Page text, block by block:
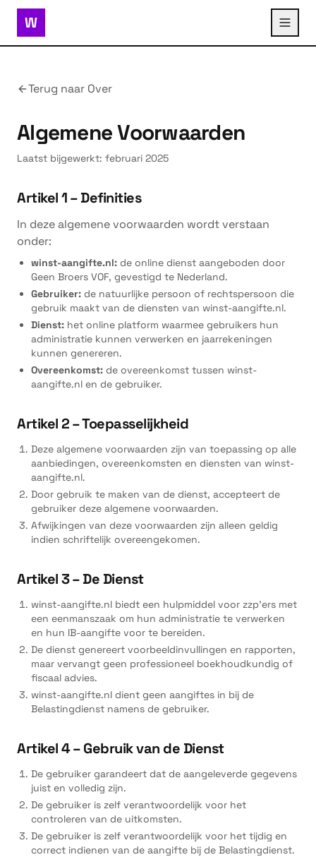
W
Terug naar Over
Algemene Voorwaarden
Laatst bijgewerkt: februari 2025
Artikel 1 – Definities
In deze algemene voorwaarden wordt verstaan
onder:
winst-aangifte.nl: de online dienst aangeboden door
Geen Broers VOF, gevestigd te Nederland.
Gebruiker: de natuurlijke persoon of rechtspersoon die
gebruik maakt van de diensten van winst-aangifte.nl.
Dienst: het online platform waarmee gebruikers hun
administratie kunnen verwerken en jaarrekeningen
kunnen genereren.
Overeenkomst: de overeenkomst tussen winst-
aangifte.nl en de gebruiker.
Artikel 2 – Toepasselijkheid
Deze algemene voorwaarden zijn van toepassing op alle
aanbiedingen, overeenkomsten en diensten van winst-
aangifte.nl.
Door gebruik te maken van de dienst, accepteert de
gebruiker deze algemene voorwaarden.
Afwijkingen van deze voorwaarden zijn alleen geldig
indien schriftelijk overeengekomen.
Artikel 3 – De Dienst
winst-aangifte.nl biedt een hulpmiddel voor zzp'ers met
een eenmanszaak om hun administratie te verwerken
en hun IB-aangifte voor te bereiden.
De dienst genereert voorbeeldinvullingen en rapporten,
maar vervangt geen professioneel boekhoudkundig of
fiscaal advies.
winst-aangifte.nl dient geen aangiftes in bij de
Belastingdienst namens de gebruiker.
Artikel 4 – Gebruik van de Dienst
De gebruiker garandeert dat de aangeleverde gegevens
juist en volledig zijn.
De gebruiker is zelf verantwoordelijk voor het
controleren van de uitkomsten.
De gebruiker is zelf verantwoordelijk voor het tijdig en
correct indienen van de aangifte bij de Belastingdienst.